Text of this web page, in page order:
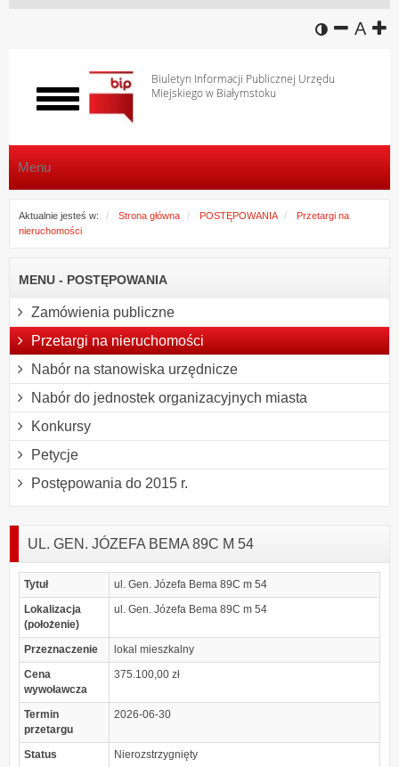
wersja
A
Biuletyn Informacji Publicznej Urzędu
Miejskiego w Białymstoku
Włącz
menu
Menu
Aktualnie jesteś w: Strona główna POSTĘPOWANIA
Przetargi na
nieruchomości
MENU - POSTĘPOWANIA
Zamówienia publiczne
Przetargi na nieruchomości
Nabór na stanowiska urzędnicze
Nabór do jednostek organizacyjnych miasta
Konkursy
Petycje
Postępowania do 2015 r.
UL. GEN. JÓZEFA BEMA 89C M 54
Tytuł
ul. Gen. Józefa Bema 89C m 54
Lokalizacja
(położenie)
ul. Gen. Józefa Bema 89C m 54
Przeznaczenie
lokal mieszkalny
Cena
wywoławcza
375.100,00 zł
Termin
przetargu
2026-06-30
Status
Nierozstrzygnięty